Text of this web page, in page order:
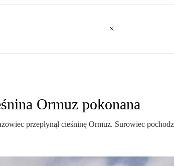
Ormuz pokonana
przepłynął cieśninę Ormuz. Surowiec